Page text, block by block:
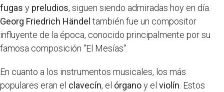
fugas y preludios, siguen siendo admiradas hoy en día.
Georg Friedrich Händel también fue un compositor
influyente de la época, conocido principalmente por su
famosa composición "El Mesías".
En cuanto a los instrumentos musicales, los más
populares eran el clavecín, el órganoy el violín . Estos